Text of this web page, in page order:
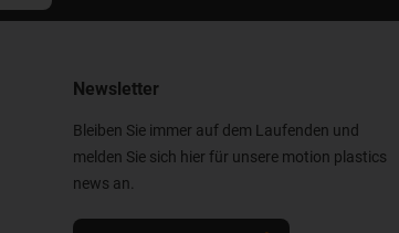
Newsletter
Bleiben Sie immer auf dem Laufenden und
melden Sie sich hier für unsere motion plastics
news an.